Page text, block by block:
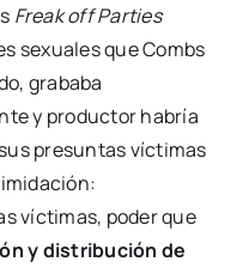
Freak off Parties
sexuales que Combs
grababa
y productor habría
presuntas víctimas
víctimas, poder que
y distribución de